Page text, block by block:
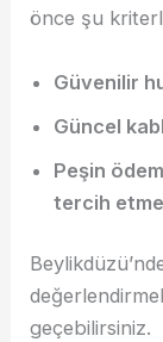
önce şu
Güvenilir
Güncel
Peşin
tercih
geçebilirsiniz.